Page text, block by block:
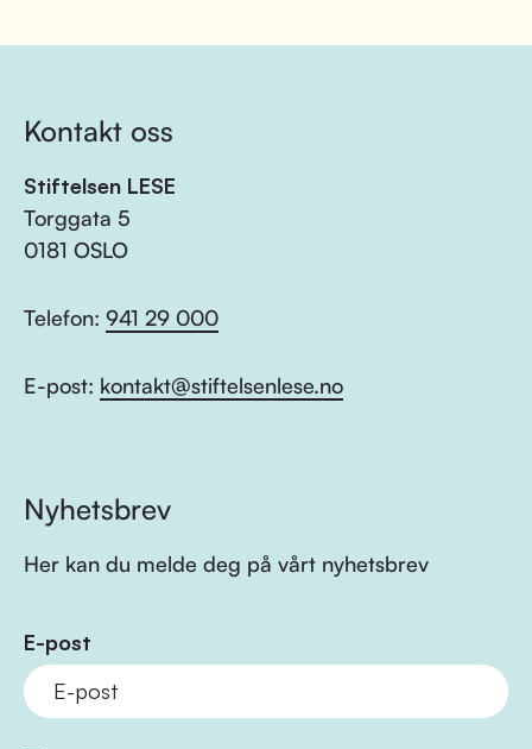
Kontakt oss
Stiftelsen LESE
Torggata 5
0181 OSLO
Telefon: 941 29 000
E-post: kontakt@stiftelsenlese.no
Nyhetsbrev
Her kan du melde deg på vårt nyhetsbrev
E-post